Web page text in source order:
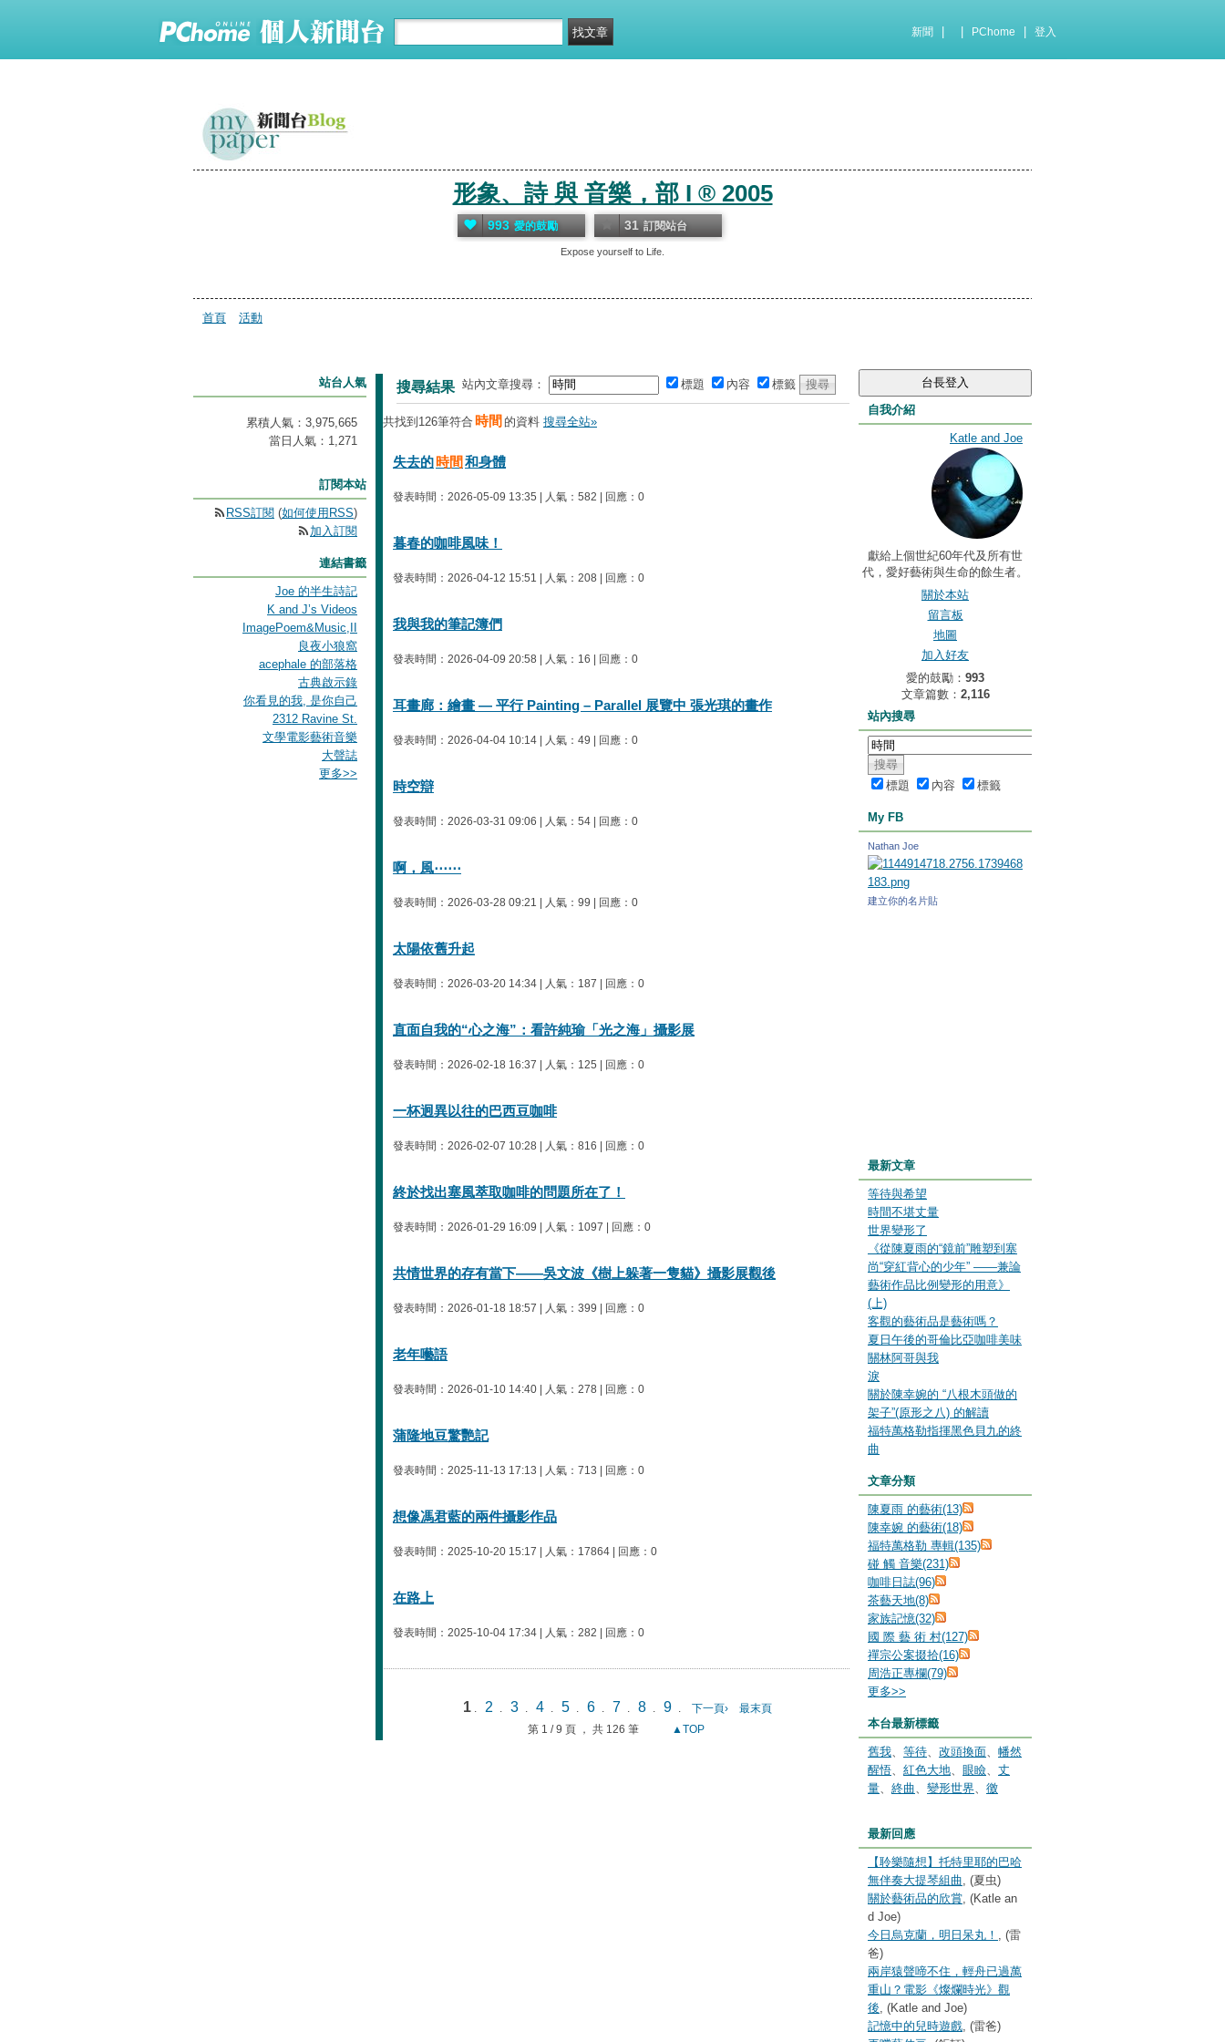
新聞 PChome 登入
形象、詩 與 音樂，部 I ® 2005
Expose yourself to Life.
993 愛的鼓勵 31 訂閱站台
首頁 活動
搜尋結果 站內文章搜尋： 標題 內容 標籤
共找到126筆符合 時間 的資料 搜尋全站»
失去的時間 和身體
發表時間：2026-05-09 13:35 | 人氣：582 | 回應：0
暮春的咖啡風味！
發表時間：2026-04-12 15:51 | 人氣：208 | 回應：0
我與我的筆記簿們
發表時間：2026-04-09 20:58 | 人氣：16 | 回應：0
耳畫廊：繪畫 — 平行 Painting – Parallel 展覽中 張光琪的畫作
發表時間：2026-04-04 10:14 | 人氣：49 | 回應：0
時空辯
發表時間：2026-03-31 09:06 | 人氣：54 | 回應：0
啊，風⋯⋯
發表時間：2026-03-28 09:21 | 人氣：99 | 回應：0
太陽依舊升起
發表時間：2026-03-20 14:34 | 人氣：187 | 回應：0
直面自我的“心之海”：看許純瑜「光之海」攝影展
發表時間：2026-02-18 16:37 | 人氣：125 | 回應：0
一杯迥異以往的巴西豆咖啡
發表時間：2026-02-07 10:28 | 人氣：816 | 回應：0
終於找出塞風萃取咖啡的問題所在了！
發表時間：2026-01-29 16:09 | 人氣：1097 | 回應：0
共情世界的存有當下——吳文波《樹上躲著一隻貓》攝影展觀後
發表時間：2026-01-18 18:57 | 人氣：399 | 回應：0
老年囈語
發表時間：2026-01-10 14:40 | 人氣：278 | 回應：0
蒲隆地豆驚艷記
發表時間：2025-11-13 17:13 | 人氣：713 | 回應：0
想像馮君藍的兩件攝影作品
發表時間：2025-10-20 15:17 | 人氣：17864 | 回應：0
在路上
發表時間：2025-10-04 17:34 | 人氣：282 | 回應：0
1 . 2 . 3 . 4 . 5 . 6 . 7 . 8 . 9 . 下一頁›
最末頁
第 1 / 9 頁 ， 共 126 筆
▲TOP
自我介紹
Katle and Joe
獻給上個世紀60年代及所有世
代，愛好藝術與生命的餘生者。
關於本站
留言板
地圖
加入好友
愛的鼓勵： 993
文章篇數： 2,116
站內搜尋
標題 內容 標籤
My FB
Nathan Joe
建立你的名片貼
最新文章
等待與希望
時間不堪丈量
世界變形了
《從陳夏雨的“鏡前”雕塑到塞
尚“穿紅背心的少年” ——兼論
藝術作品比例變形的用意》
(上)
客觀的藝術品是藝術嗎？
夏日午後的哥倫比亞咖啡美味
關林阿哥與我
淚
關於陳幸婉的 “八根木頭做的
架子”(原形之八) 的解讀
福特萬格勒指揮黑色貝九的終
曲
文章分類
陳夏雨 的藝術(13)
陳幸婉 的藝術(18)
福特萬格勒 專輯(135)
碰 觸 音樂(231)
咖啡日誌(96)
茶藝天地(8)
家族記憶(32)
國 際 藝 術 村(127)
禪宗公案掇拾(16)
周浩正專欄(79)
更多>>
本台最新標籤
舊我、 等待、 改頭換面、 幡然
醒悟、 紅色大地、 眼瞼、 丈
量、 終曲、 變形世界、 徼
最新回應
【聆樂隨想】托特里耶的巴哈
無伴奏大提琴組曲, (夏虫)
關於藝術品的欣賞, (Katle an
d Joe)
今日烏克蘭，明日呆丸！ , (雷
爸)
兩岸猿聲啼不住，輕舟已過萬
重山？電影《燦爛時光》觀
後, (Katle and Joe)
記憶中的兒時遊戲, (雷爸)
站台人氣
累積人氣： 3,975,665
當日人氣： 1,271
訂閱本站
RSS訂閱 (如何使用RSS)
加入訂閱
連結書籤
Joe 的半生詩記
K and J’s Videos
ImagePoem&Music,II
良夜小狼窩
acephale 的部落格
古典啟示錄
你看見的我, 是你自己
2312 Ravine St.
文學電影藝術音樂
大聲誌
更多>>